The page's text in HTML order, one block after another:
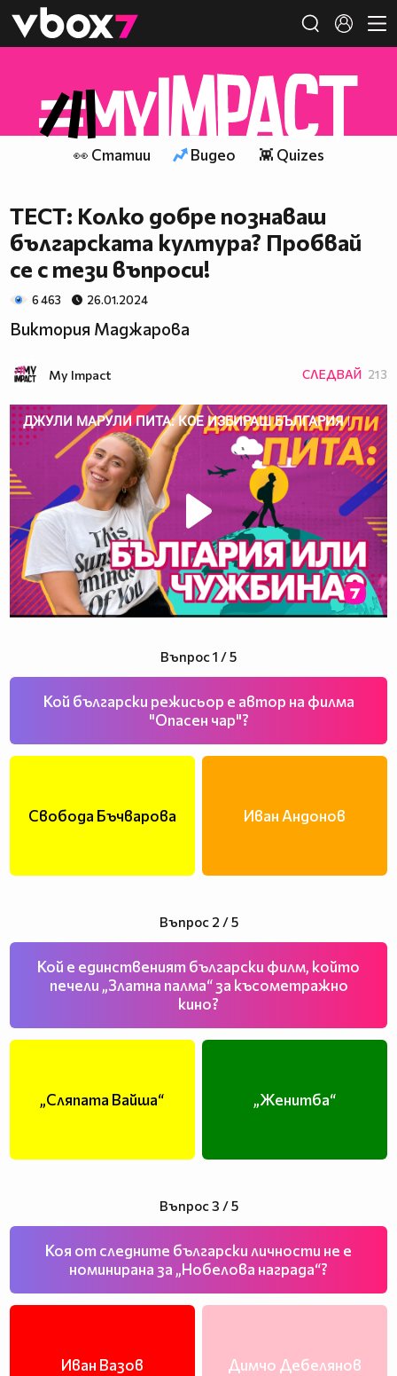
👾
👀 Статии Видео 👾 Quizes
ТЕСТ: Колко добре познаваш
българската култура? Пробвай
се с тези въпроси!
6 463 26.01.2024
Виктория Маджарова
My Impact СЛЕДВАЙ 213
Въпрос 1 / 5
Кой български режисьор е автор на филма
"Опасен чар"?
Свобода Бъчварова Иван Андонов
Въпрос 2 / 5
Кой е единственият български филм, който
печели „Златна палма“ за късометражно
кино?
„Сляпата Вайша“ „Женитба“
Въпрос 3 / 5
Коя от следните български личности не е
номинирана за „Нобелова награда“?
Иван Вазов Димчо Дебелянов